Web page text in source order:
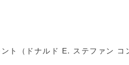
ト（ ドナルド E. ステファン コ